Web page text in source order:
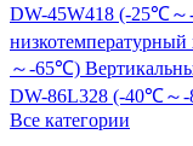
DW-45W418 (-25℃
～-65℃)
DW-86L328 (-40℃～
Все категории